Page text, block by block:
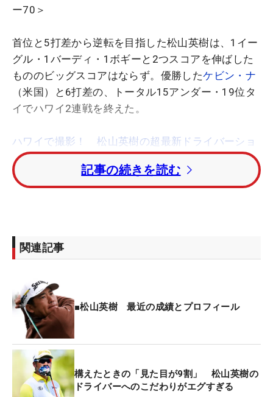
ー70＞
首位と5打差から逆転を目指した松山英樹は、1イー
グル・1バーディ・1ボギーと2つスコアを伸ばした
もののビッグスコアはならず。優勝したケビン・ナ
（米国）と6打差の、トータル15アンダー・19位タ
イでハワイ2連戦を終えた。
ハワイで撮影！ 松山英樹の超最新ドライバーショ
ット【連続写真】
バーディを積み重ねたい状況だったが、序盤はパー
番パー5で、フェアウェイから残り143ヤードのセカ
ンドショットを1.5メートルにつけてイーグルを奪
高まった。しかしその後は再びパーが続き、最後ま
でトップをとらえることはできなかった。
それでもフェアウェイキープは14ホール中11ホー
ル、パーオンも18ホール中13ホールで、4日間平均
でみても83.33％とショットの状態は確実に上がっ
ている。これに関しては本人も、「ミスは（ティシ
記事の続きを読む
関連記事
■松山英樹 最近の成績とプロフィール
構えたときの「見た目が9割」 松山英樹の
ドライバーへのこだわりがエグすぎる